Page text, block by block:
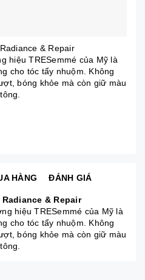
& Repair
hiệu TRESemmé của Mỹ là
cho tóc tẩy nhuộm. Không
bóng khỏe mà còn giữ màu
HÀNG ĐÁNH GIÁ
& Repair
hiệu TRESemmé của Mỹ là
cho tóc tẩy nhuộm. Không
bóng khỏe mà còn giữ màu